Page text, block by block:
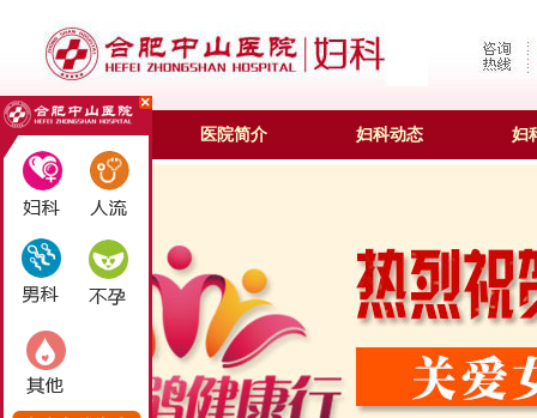
合肥妇科 医院简介 妇科动态 妇